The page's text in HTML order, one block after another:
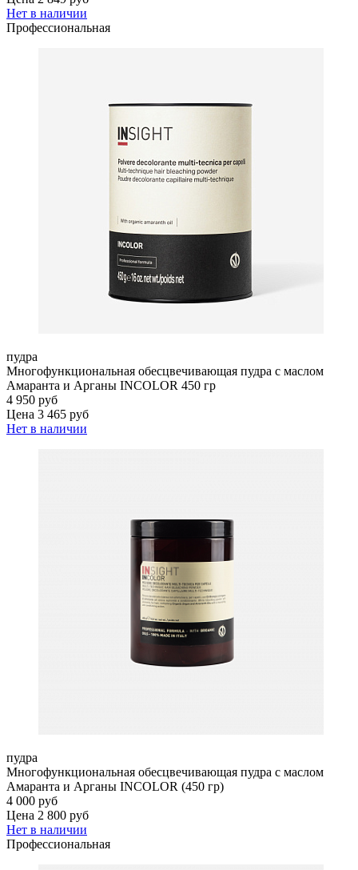
Нет в наличии
Профессиональная
пудра
Многофункциональная обесцвечивающая пудра с маслом
Амаранта и Арганы INCOLOR 450 гр
4 950 руб
Цена 3 465 руб
Нет в наличии
пудра
Многофункциональная обесцвечивающая пудра с маслом
Амаранта и Арганы INCOLOR (450 гр)
4 000 руб
Цена 2 800 руб
Нет в наличии
Профессиональная